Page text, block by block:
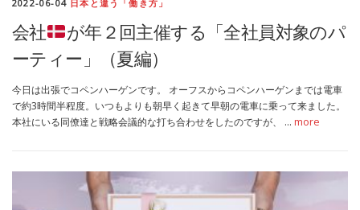
2022-06-04 日本と違う「働き方」
会社
が年２回主催する「全社員対象のパ
ーティー」（夏編）
今日は出張でコペンハーゲンです。 オーフスからコペンハーゲンまでは電車
で約3時間半程度。いつもよりも朝早く起きて早朝の電車に乗って来ました。
本社にいる同僚達と戦略会議的な打ち合わせをしたのですが、 … more